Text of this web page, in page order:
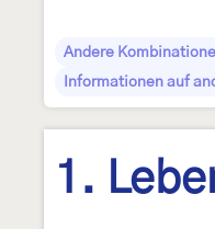
Andere
Informationen auf
1.